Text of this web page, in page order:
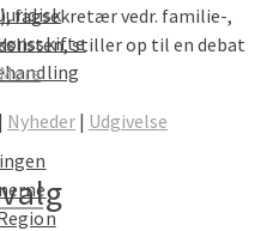
fagsekretær vedr. familie-,
stiller op til en debat
| Nyheder | Udgivelse